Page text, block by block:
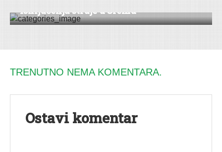
Isključenja struje u Sremu
TRENUTNO NEMA KOMENTARA.
Ostavi komentar